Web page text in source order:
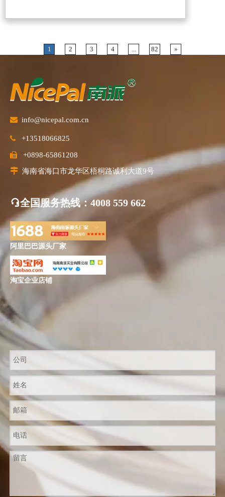
1 2 3 4 82 »
 info@nicepal.com.cn
 +13518066825
 +0898-65861208
 海南省海口市龙华区梧桐路诚利大道9号
全国服务热线：4008 559 662
阿里巴巴源头厂家
淘宝企业店铺